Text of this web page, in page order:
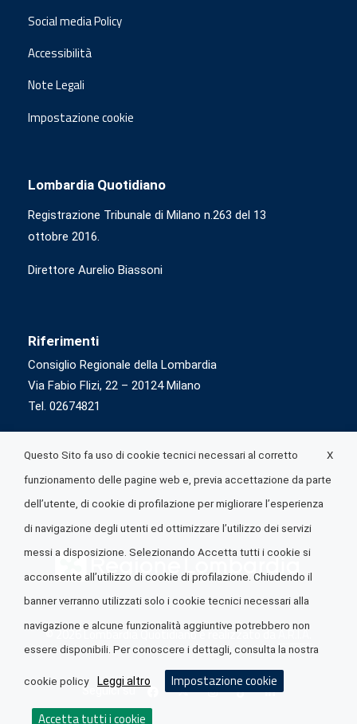
Social media Policy
Accessibilità
Note Legali
Impostazione cookie
Lombardia Quotidiano
Registrazione Tribunale di Milano n.263 del 13
ottobre 2016.
Direttore Aurelio Biassoni
Riferimenti
Consiglio Regionale della Lombardia
Via Fabio Flizi, 22 – 20124 Milano
Tel. 02674821
© 2026 Lombardia Quotidiano è realizzato daA.R.I.A.
Seguici su
X
Questo Sito fa uso di cookie tecnici necessari al corretto
funzionamento delle pagine web e, previa accettazione da parte
dell’utente, di cookie di profilazione per migliorare l’esperienza
di navigazione degli utenti ed ottimizzare l’utilizzo dei servizi
messi a disposizione. Selezionando Accetta tutti i cookie si
acconsente all’utilizzo di cookie di profilazione. Chiudendo il
banner verranno utilizzati solo i cookie tecnici necessari alla
navigazione e alcune funzionalità aggiuntive potrebbero non
essere disponibili. Per conoscere i dettagli, consulta la nostra
cookie policy Leggi altro Impostazione cookie
Accetta tutti i cookie